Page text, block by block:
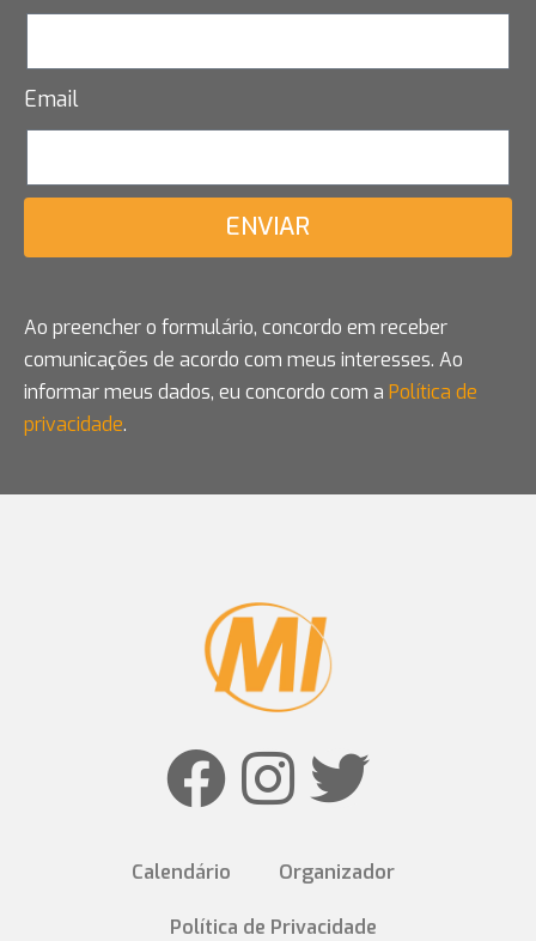
Email
ENVIAR
Ao preencher o formulário, concordo em receber
comunicações de acordo com meus interesses. Ao
informar meus dados, eu concordo com a Política de
privacidade.
Calendário Organizador
Política de Privacidade